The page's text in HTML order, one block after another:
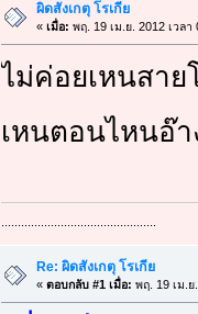
ผิดสังเกตุ โรเกีย
« เมื่อ: พฤ. 19 เม.ย. 2012 เวลา
ไม่ค่อยเหนสาย
เหนตอนไหนอ๊
...............................................
Re: ผิดสังเกตุ โรเกีย
« ตอบกลับ #1 เมื่อ: พฤ. 19 เม.ย